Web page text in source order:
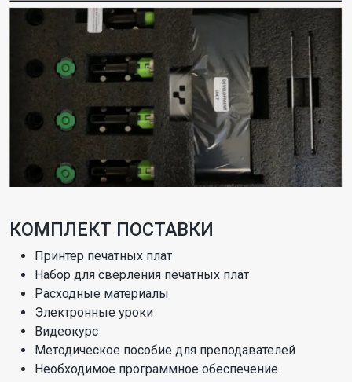
КОМПЛЕКТ ПОСТАВКИ
Принтер печатных плат
Набор для сверления печатных плат
Расходные материалы
Электронные уроки
Видеокурс
Методическое пособие для преподавателей
Необходимое программное обеспечение